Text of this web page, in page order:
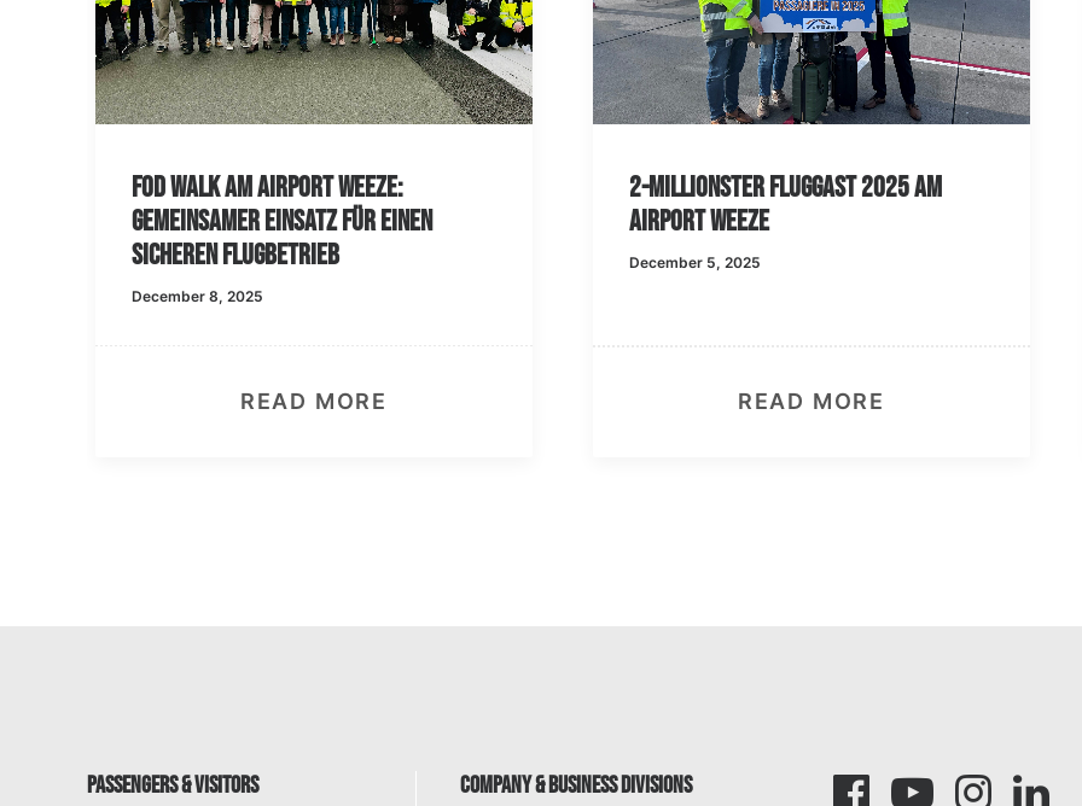
FOD Walk am Airport Weeze:
Gemeinsamer Einsatz für einen
sicheren Flugbetrieb
December 8, 2025
READ MORE
2-millionster Fluggast 2025 am
Airport Weeze
December 5, 2025
READ MORE
PASSENGERS & VISITORS COMPANY & BUSINESS DIVISIONS